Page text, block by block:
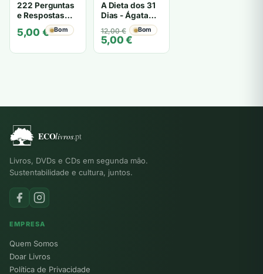
222 Perguntas
e Respostas
Emagrecer e
de Uma Forma
5,00 € Bom
A Dieta dos 31
Dias - Ágata
Roquette
12,00€
O
preço
original
5,00€
O
preço
atual
Bom
Livros, DVDs e CDs em segunda mão.
Sustentabilidade e cultura, juntos.
EMPRESA
Quem Somos
Doar Livros
Política de Privacidade